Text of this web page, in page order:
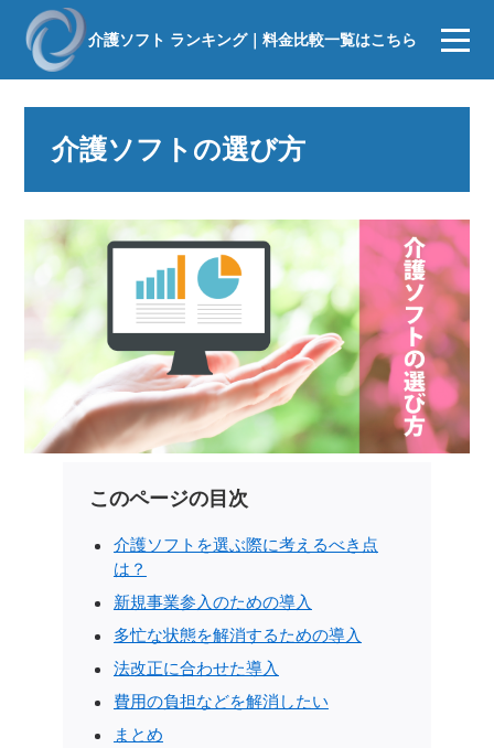
介護ソフト ランキング｜料金比較一覧はこちら
介護ソフトの選び方
このページの目次
介護ソフトを選ぶ際に考えるべき点
は？
新規事業参入のための導入
多忙な状態を解消するための導入
法改正に合わせた導入
費用の負担などを解消したい
まとめ